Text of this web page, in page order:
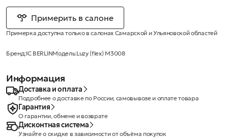
Примерить в салоне
Примерка доступна только в салонах Самарской и Ульяновской областей
Бренд:IC BERLINМодель:Luzy (flex) M3008
Информация
Доставка и оплата
Подробнее о доставке по России, самовывозе и оплате товара
Гарантия
О гарантии, обмене и возврате
Дисконтная система
Узнайте о скидке в зависимости от объёма покупок